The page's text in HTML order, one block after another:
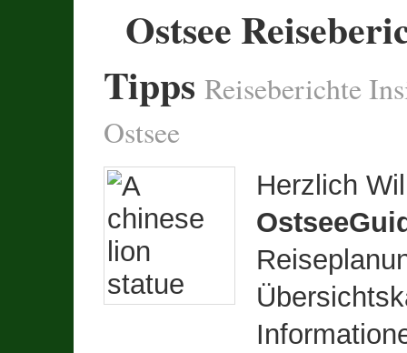
Ostsee
Tipps Reiseberichte
Ostsee
Herzlich